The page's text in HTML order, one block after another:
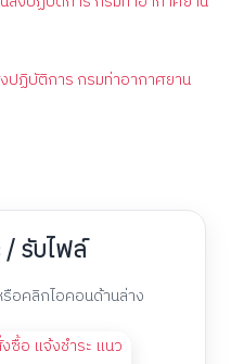
ปฏิบัติการ กรมท่าอากาศยาน
/ รับไฟล์
อคลิกไอคอนด้านล่าง